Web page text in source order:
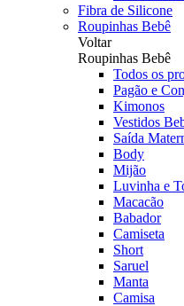
Fibra de Silicone
Roupinhas Bebê
Voltar
Roupinhas Bebê
Todos os
Pagão e
Kimonos
Vestidos
Saída
Body
Mijão
Luvinha e
Macacão
Babador
Camiseta
Short
Saruel
Manta
Camisa